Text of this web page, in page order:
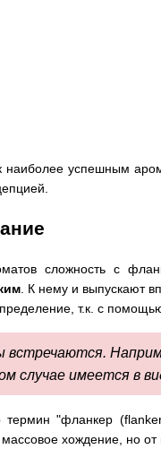
успешным
сложность с
. К нему и выпускают
т.к. с
встречаются.
случае имеется в
"фланкер
хождение, но от